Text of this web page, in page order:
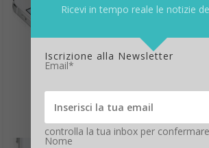
Ricevi in tempo reale le notizie
Iscrizione alla Newsletter
Email*
controlla la tua inbox per
Nome